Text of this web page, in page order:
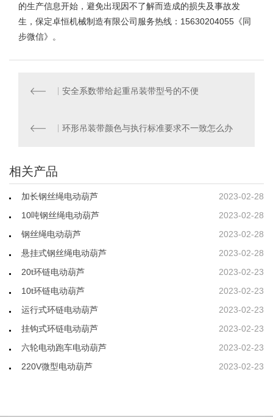
的生产信息开始，避免出现因不了解而造成的损失及事故发
生，保定卓恒机械制造有限公司服务热线：15630204055《同
步微信》。
安全系数带给起重吊装带型号的不便
环形吊装带颜色与执行标准要求不一致怎么办
相关产品
2023-02-28
加长钢丝绳电动葫芦
2023-02-28
10吨钢丝绳电动葫芦
2023-02-28
钢丝绳电动葫芦
2023-02-28
悬挂式钢丝绳电动葫芦
2023-02-23
20t环链电动葫芦
2023-02-23
10t环链电动葫芦
2023-02-23
运行式环链电动葫芦
2023-02-23
挂钩式环链电动葫芦
2023-02-23
六轮电动跑车电动葫芦
2023-02-23
220V微型电动葫芦